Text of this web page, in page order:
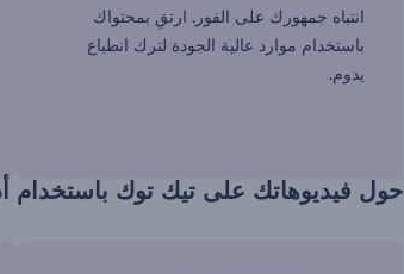
انتباه جمهورك على الفور. ارتقِ بمحتواك
باستخدام موارد عالية الجودة لترك انطباع
يدوم.
حول فيديوهاتك على تيك توك باستخدام